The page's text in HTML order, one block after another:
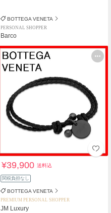
BOTTEGA VENETA
PERSONAL SHOPPER
Barco
¥39,900送料込
関税負担なし
BOTTEGA VENETA
PREMIUM PERSONAL SHOPPER
JM Luxury